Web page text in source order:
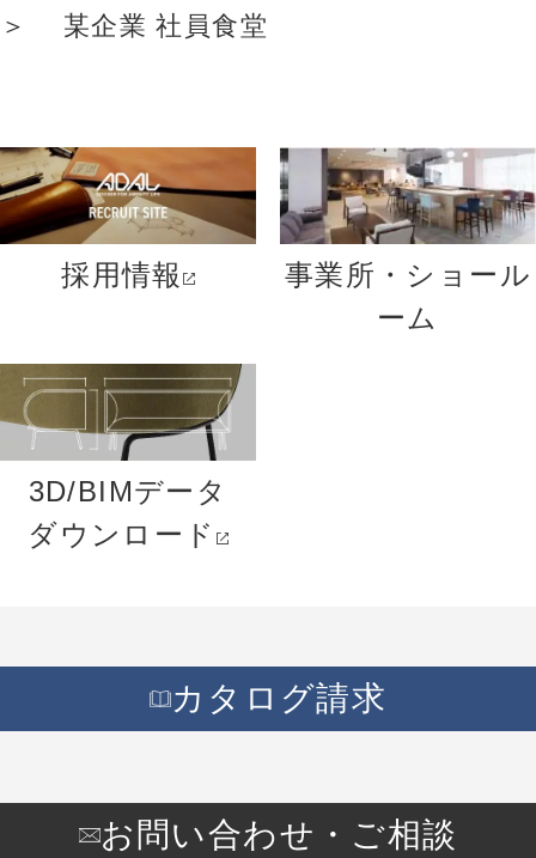
某企業 社員食堂
採用情報
事業所・ショール
ーム
3D/BIMデータ
ダウンロード
カタログ請求
お問い合わせ・ご相談